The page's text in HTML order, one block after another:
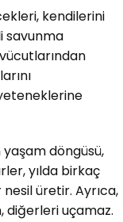
kendilerini
savunma
döngüsü,
yılda birkaç
üretir. Ayrıca,
diğerleri uçamaz.